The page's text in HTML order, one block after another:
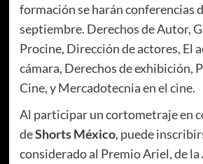
formación se harán conferencias
septiembre. Derechos de Autor,
Procine, Dirección de actores, El
cámara, Derechos de exhibición,
Cine, y Mercadotecnia en el cine.
Al participar un cortometraje en
deShorts México, puede
considerado al Premio Ariel, de la